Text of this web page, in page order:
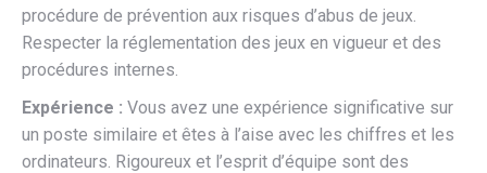
procédure de prévention aux risques d’abus de jeux.
Respecter la réglementation des jeux en vigueur et des
procédures internes.
Expérience : Vous avez une expérience significative sur
un poste similaire et êtes à l’aise avec les chiffres et les
ordinateurs. Rigoureux et l’esprit d’équipe sont des